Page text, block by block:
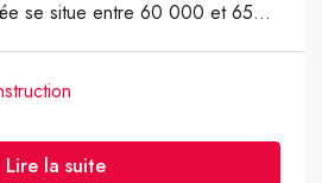
se situe entre 60 000 et 65...
Lire la suite